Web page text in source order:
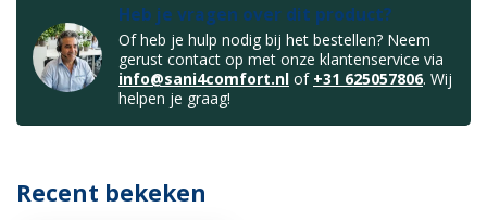
Heb je vragen over dit product?
Of heb je hulp nodig bij het bestellen? Neem
gerust contact op met onze klantenservice via
info@sani4comfort.nl of +31 625057806. Wij
helpen je graag!
Recent bekeken